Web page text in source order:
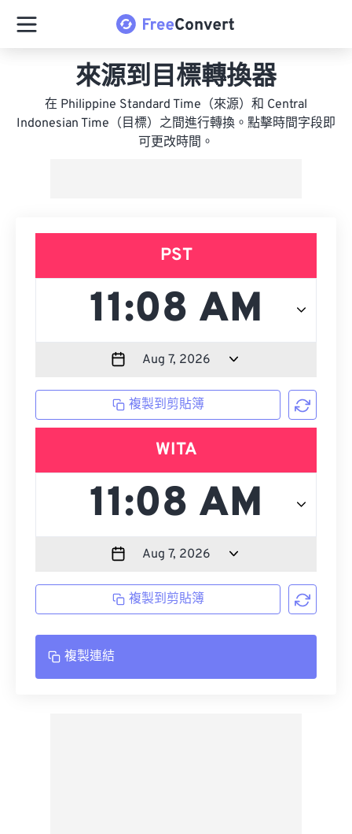
來源到目標轉換器
在 Philippine Standard Time（來源）和 Central
Indonesian Time（目標）之間進行轉換。點擊時間字段即
可更改時間。
PST
複製到剪貼簿
WITA
複製到剪貼簿
複製連結